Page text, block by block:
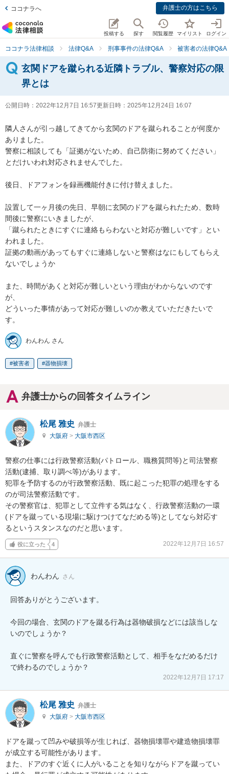
ココナラへ 弁護士の方はこちら
投稿する 探す 閲覧履歴 マイリスト ログイン
ココナラ法律相談 法律Q&A 刑事事件の法律Q&A 被害者の法律Q&A
玄関ドアを蹴られる近隣トラブル、警察対応の限
界とは
公開日時： 2022年12月7日 16:57更新日時： 2025年12月24日 16:07
隣人さんが引っ越してきてから玄関のドアを蹴られることが何度か
ありました。
警察に相談しても「証拠がないため、自己防衛に努めてください」
とだけいわれ対応されませんでした。
後日、ドアフォンを録画機能付きに付け替えました。
設置して一ヶ月後の先日、早朝に玄関のドアを蹴られたため、数時
間後に警察にいきましたが、
「蹴られたときにすぐに連絡もらわないと対応が難しいです」とい
われました。
証拠の動画があってもすぐに連絡しないと警察はなにもしてもらえ
ないでしょうか
また、時間があくと対応が難しいという理由がわからないのです
が、
どういった事情があって対応が難しいのか教えていただきたいで
す。
わんわん さん
被害者 器物損壊
弁護士からの回答タイムライン
松尾 雅史 弁護士
大阪府 > 大阪市西区
警察の仕事には行政警察活動(パトロール、職務質問等)と司法警察
活動(逮捕、取り調べ等)があります。
犯罪を予防するのが行政警察活動、既に起こった犯罪の処理をする
のが司法警察活動です。
その警察官は、犯罪として立件する気はなく、行政警察活動の一環
(ドアを蹴っている現場に駆けつけてなだめる等)としてなら対応す
るというスタンスなのだと思います。
役に立った 4 2022年12月7日 16:57
わんわん さん
回答ありがとうございます。
今回の場合、玄関のドアを蹴る行為は器物破損などには該当しな
いのでしょうか？
直ぐに警察を呼んでも行政警察活動として、相手をなだめるだけ
で終わるのでしょうか？
2022年12月7日 17:17
松尾 雅史 弁護士
大阪府 > 大阪市西区
ドアを蹴って凹みや破損等が生じれば、器物損壊罪や建造物損壊罪
が成立する可能性があります。
また、ドアのすぐ近くに人がいることを知りながらドアを蹴ってい